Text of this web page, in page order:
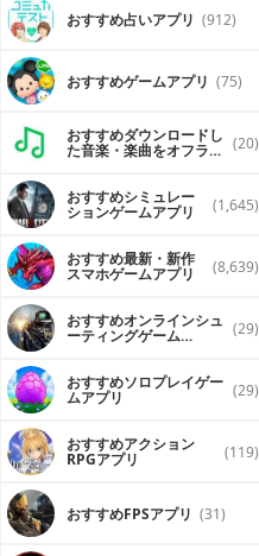
おすすめ占いアプリ (912)
おすすめゲームアプリ (75)
おすすめダウンロードし
た音楽・楽曲をオフライ (20)
おすすめシミュレー
ションゲームアプリ (1,645)
おすすめ最新・新作
スマホゲームアプリ (8,639)
おすすめオンラインシュ
ーティングゲーム (29)
おすすめソロプレイゲー
ムアプリ (29)
おすすめアクション
RPGアプリ (119)
おすすめFPSアプリ (31)